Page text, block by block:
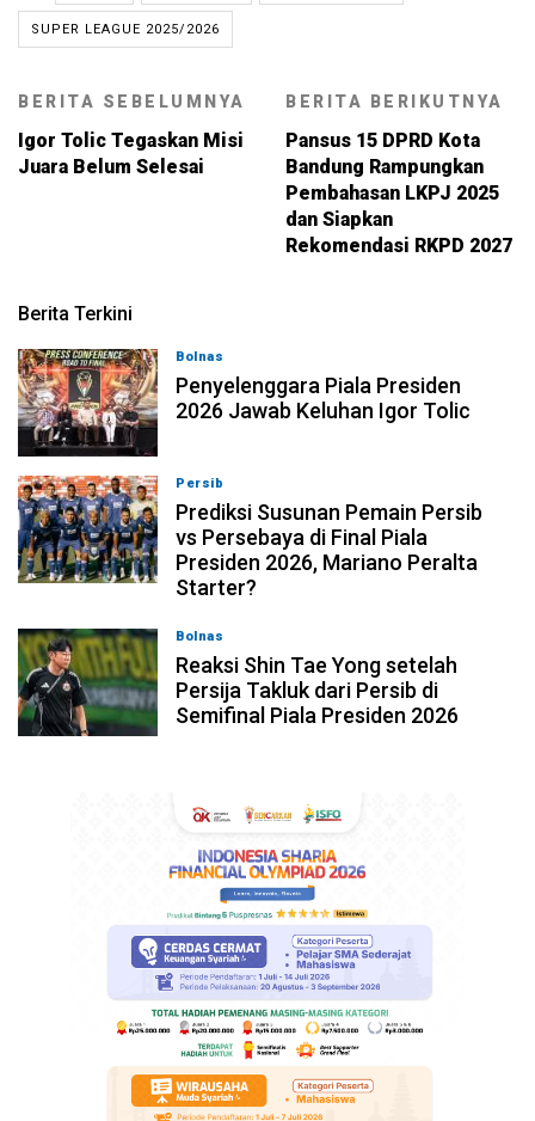
SUPER LEAGUE 2025/2026
BERITA SEBELUMNYA
Igor Tolic Tegaskan Misi
Juara Belum Selesai
BERITA BERIKUTNYA
Pansus 15 DPRD Kota
Bandung Rampungkan
Pembahasan LKPJ 2025
dan Siapkan
Rekomendasi RKPD 2027
Berita Terkini
Bolnas
Penyelenggara Piala Presiden
2026 Jawab Keluhan Igor Tolic
Persib
Prediksi Susunan Pemain Persib
vs Persebaya di Final Piala
Presiden 2026, Mariano Peralta
Starter?
Bolnas
Reaksi Shin Tae Yong setelah
Persija Takluk dari Persib di
Semifinal Piala Presiden 2026